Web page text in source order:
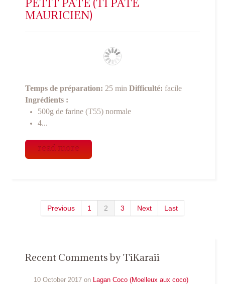
PETIT PÂTÉ (TI PÂTÉ
MAURICIEN)
Temps de préparation: 25 min Difficulté: facile
Ingrédients :
500g de farine (T55) normale
4...
read more
Previous 1 2 3 Next Last
Recent Comments by TiKaraii
10 October 2017 on Lagan Coco (Moelleux aux coco)